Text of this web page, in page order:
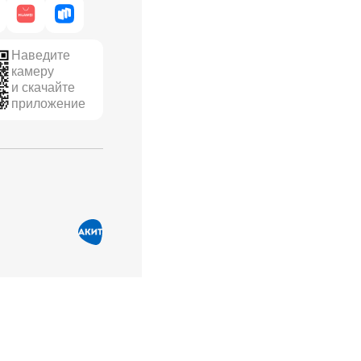
Наведите
камеру
и скачайте
приложение